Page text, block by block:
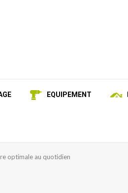
EQUIPEMENT
optimale au quotidien